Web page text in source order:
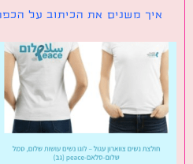
משנים את הכיתוב על הכפתור של